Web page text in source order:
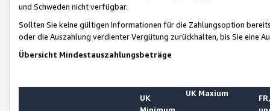
und Schweden nicht verfügbar.
Sollten Sie keine gültigen Informationen für die Zahlungsoption
oder die Auszahlung verdienter Vergütung zurückhalten, bis Sie
Übersicht Mindestauszahlungsbeträge
UK
UK Maxium